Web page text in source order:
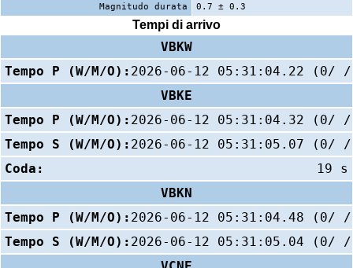
Magnitudo durata
0.7 ± 0.3
Tempi di arrivo
VBKW
Tempo P (W/M/O): 2026-06-12 05:31:04.22 (0/
VBKE
Tempo P (W/M/O): 2026-06-12 05:31:04.32 (0/
Tempo S (W/M/O): 2026-06-12 05:31:05.07 (0/
Coda:
19 s
VBKN
Tempo P (W/M/O): 2026-06-12 05:31:04.48 (0/
Tempo S (W/M/O): 2026-06-12 05:31:05.04 (0/